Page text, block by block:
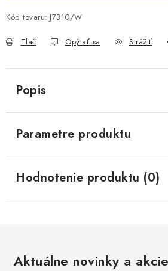
Kód tovaru: J7310/W
Tlač Opýtať sa Strážiť
Popis
Parametre produktu
Hodnotenie produktu (0)
Aktuálne novinky a